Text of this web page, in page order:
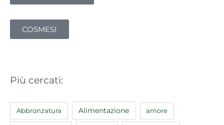
COSMESI
Più cercati:
Abbronzatura Alimentazione amore